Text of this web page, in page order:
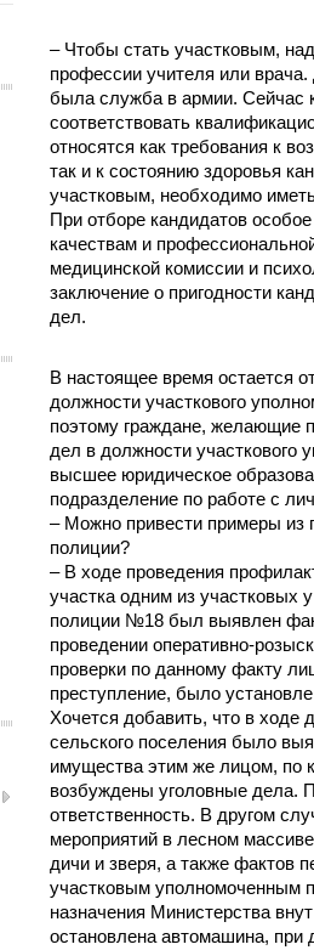
– Чтобы стать участковым,
профессии учителя или
была служба в армии. Сейчас
соответствовать
относятся как требования к
так и к состоянию здоровья
участковым, необходимо
При отборе кандидатов
качествам и
медицинской комиссии и
заключение о пригодности
дел.
В настоящее время остается
должности участкового
поэтому граждане, желающие
дел в должности участкового
высшее юридическое
подразделение по работе с
– Можно привести примеры из
полиции?
– В ходе проведения
участка одним из участковых
полиции №18 был выявлен
проведении оперативно-
проверки по данному факту
преступление, было
Хочется добавить, что в ходе
сельского поселения было
имущества этим же лицом, по
возбуждены уголовные дела.
ответственность. В другом
мероприятий в лесном
дичи и зверя, а также фактов
участковым уполномоченным
назначения Министерства
остановлена автомашина, при